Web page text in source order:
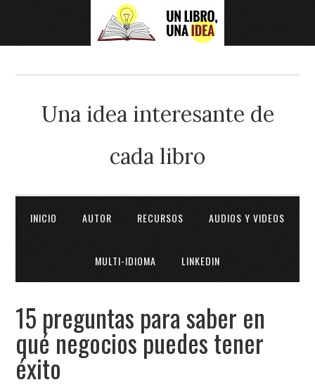
Una idea interesante de
cada libro
INICIO AUTOR RECURSOS AUDIOS Y VIDEOS
MULTI-IDIOMA LINKEDIN
15 preguntas para saber en
qué negocios puedes tener
éxito